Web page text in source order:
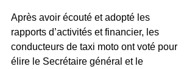
Après avoir écouté et adopté les
rapports d’activités et financier, les
conducteurs de taxi moto ont voté pour
élire le Secrétaire général et le